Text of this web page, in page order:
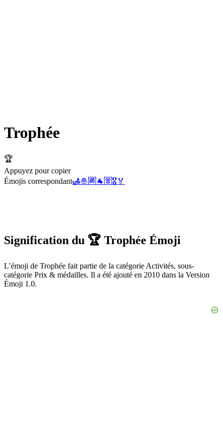
Trophée
🏆
Appuyez pour copier
Émojis correspondant🛃🧆 🈵 🐐 🈺 🎖️ 🏅
Signification du 🏆 Trophée Émoji
L’émoji de Trophée fait partie de la catégorie Activités, sous-
catégorie Prix & médailles. Il a été ajouté en 2010 dans la Version
Émoji 1.0.